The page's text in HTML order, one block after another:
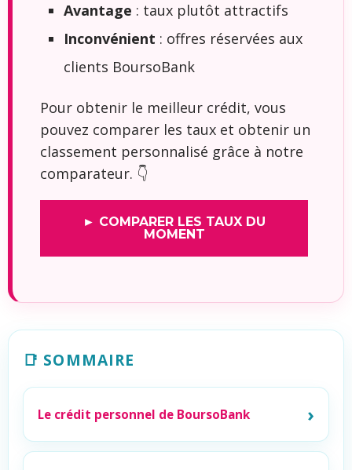
Avantage : taux plutôt attractifs
Inconvénient : offres réservées aux
clients BoursoBank
Pour obtenir le meilleur crédit, vous
pouvez comparer les taux et obtenir un
classement personnalisé grâce à notre
comparateur. 👇
► COMPARER LES TAUX DU
MOMENT
📑 SOMMAIRE
Le crédit personnel de BoursoBank